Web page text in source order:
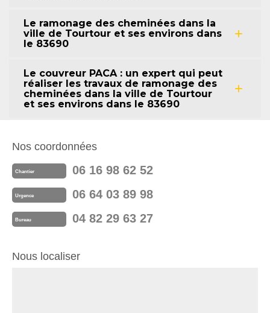
Le ramonage des cheminées dans la
ville de Tourtour et ses environs dans
le 83690
Le couvreur PACA : un expert qui peut
réaliser les travaux de ramonage des
cheminées dans la ville de Tourtour
et ses environs dans le 83690
Nos coordonnées
Chantier 06 16 98 62 52
Urgence 06 64 03 89 98
Bureau 04 82 29 63 27
Nous localiser